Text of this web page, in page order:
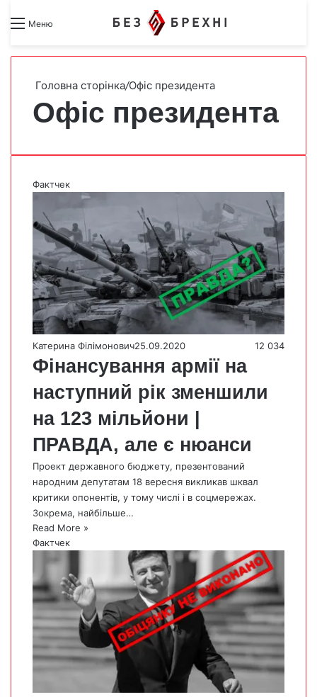
Меню Search forSwitch skin
Головна сторінка/Офіс президента
Офіс президента
Фактчек
Катерина Філімонович25.09.2020 12 034
Фінансування армії на
наступний рік зменшили
на 123 мільйони |
ПРАВДА, але є нюанси
Проект державного бюджету, презентований
народним депутатам 18 вересня викликав шквал
критики опонентів, у тому числі і в соцмережах.
Зокрема, найбільше…
Read More »
Фактчек